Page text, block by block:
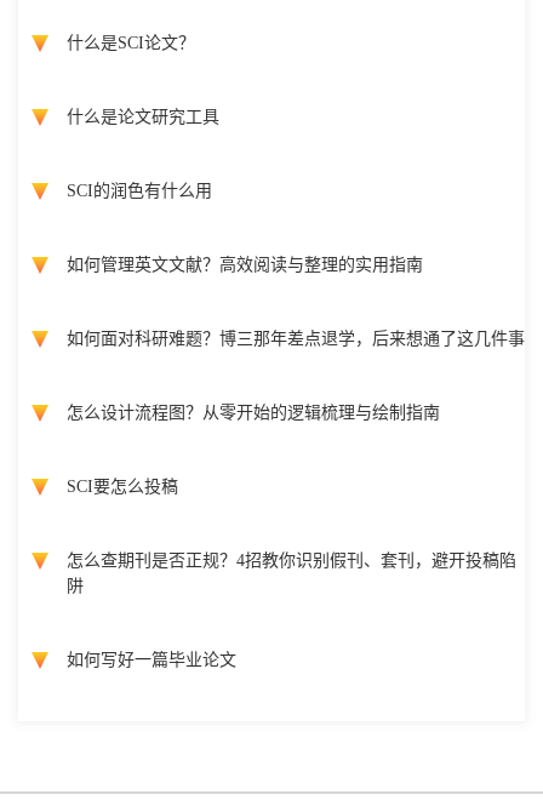
什么是SCI论文？
什么是论文研究工具
SCI的润色有什么用
如何管理英文文献？高效阅读与整理的实用指南
如何面对科研难题？博三那年差点退学，后来想通了这几件事
怎么设计流程图？从零开始的逻辑梳理与绘制指南
SCI要怎么投稿
怎么查期刊是否正规？4招教你识别假刊、套刊，避开投稿陷
阱
如何写好一篇毕业论文